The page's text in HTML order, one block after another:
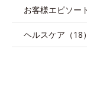
お客様エピソー
ヘルスケア（18）